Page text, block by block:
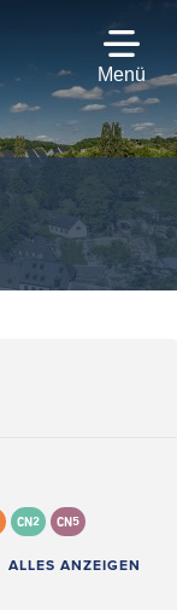
Menü
CN2 CN5
ALLES ANZEIGEN